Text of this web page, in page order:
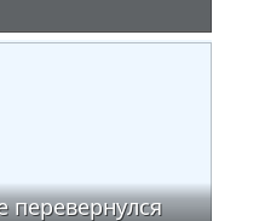
перевернулся